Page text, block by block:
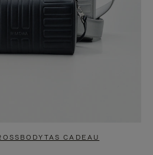
CADEAU